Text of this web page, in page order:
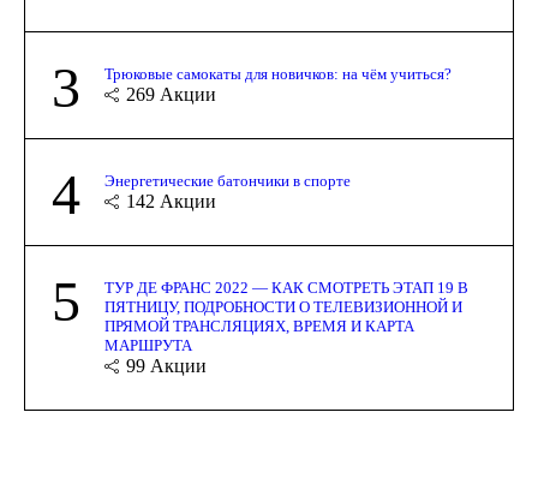
3 Трюковые самокаты для новичков: на чём учиться?
269 Акции
4 Энергетические батончики в спорте
142 Акции
5
ТУР ДЕ ФРАНС 2022 — КАК СМОТРЕТЬ ЭТАП 19 В
ПЯТНИЦУ, ПОДРОБНОСТИ О ТЕЛЕВИЗИОННОЙ И
ПРЯМОЙ ТРАНСЛЯЦИЯХ, ВРЕМЯ И КАРТА
МАРШРУТА
99 Акции